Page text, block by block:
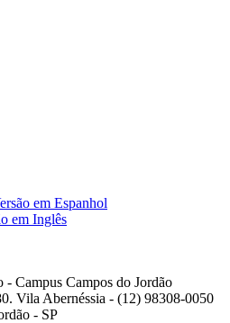
em Espanhol
em Inglês
- Campus Campos do Jordão
Vila Abernéssia - (12) 98308-0050
- SP